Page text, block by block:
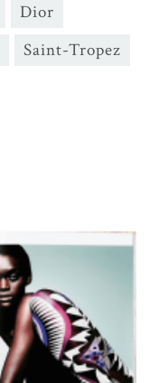
Dior
Saint-Tropez